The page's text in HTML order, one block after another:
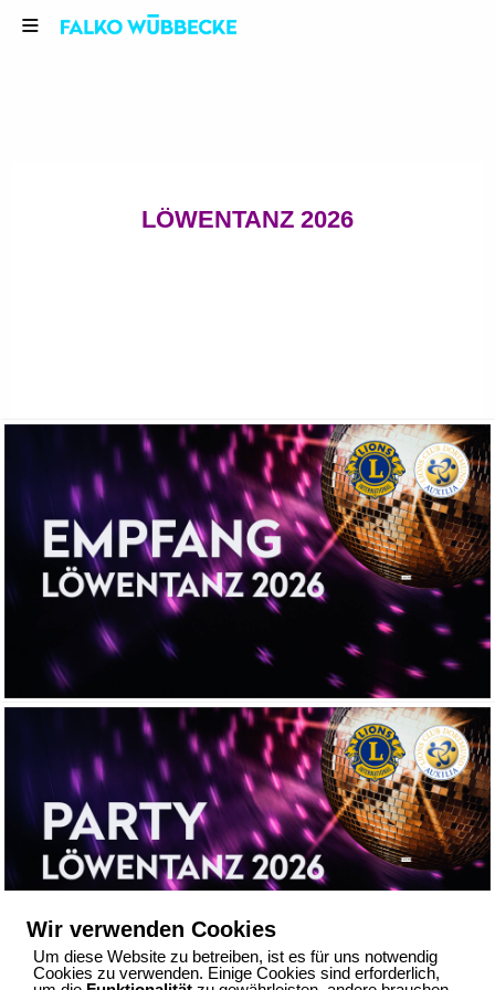
LÖWENTANZ 2026
Wir verwenden Cookies
Um diese Website zu betreiben, ist es für uns notwendig
Cookies zu verwenden. Einige Cookies sind erforderlich,